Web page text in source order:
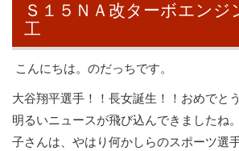
Ｓ１５ＮＡ改ターボエンジ
工
こんにちは。のだっちです。
大谷翔平選手！！長女誕生！！おめでと
明るいニュースが飛び込んできましたね
子さんは、やはり何かしらのスポーツ選